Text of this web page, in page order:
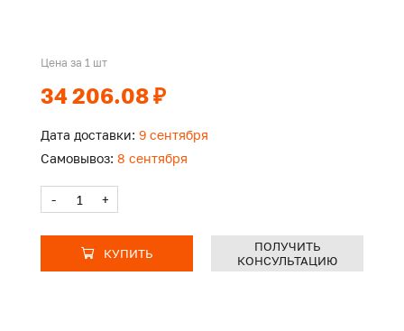
Цена за 1 шт
34 206.08 ₽
Дата доставки: 9 сентября
Самовывоз: 8 сентября
- +
КУПИТЬ
ПОЛУЧИТЬ
КОНСУЛЬТАЦИЮ